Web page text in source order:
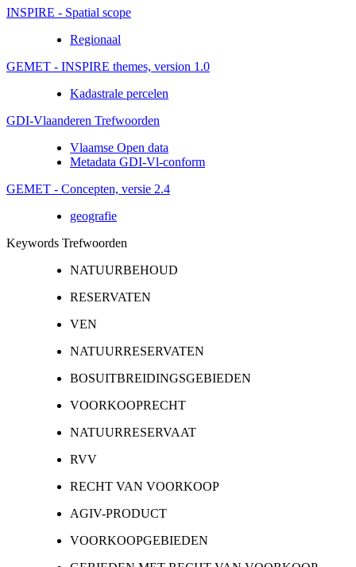
INSPIRE - Spatial scope
Regionaal
GEMET - INSPIRE themes, version 1.0
Kadastrale percelen
GDI-Vlaanderen Trefwoorden
Vlaamse Open data
Metadata GDI-Vl-conform
GEMET - Concepten, versie 2.4
geografie
Keywords Trefwoorden
NATUURBEHOUD
RESERVATEN
VEN
NATUURRESERVATEN
BOSUITBREIDINGSGEBIEDEN
VOORKOOPRECHT
NATUURRESERVAAT
RVV
RECHT VAN VOORKOOP
AGIV-PRODUCT
VOORKOOPGEBIEDEN